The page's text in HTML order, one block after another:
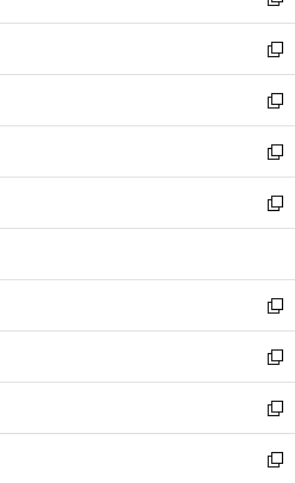
開
く
ウ
で
開
く
ン
ド
ウ
で
開
く
ウ
ィ
ン
ド
ウ
で
開
く
し
い
ウ
ィ
ン
ド
ウ
で
開
新
し
い
ウ
ィ
ン
ド
ウ
開
く
新
し
い
ウ
ィ
ン
ウ
で
開
く
新
し
い
ウ
ン
ド
ウ
で
開
く
新
し
ウ
ィ
ン
ド
ウ
で
開
く
新
し
い
ウ
ィ
ン
ド
新
し
い
ウ
ィ
新
し
い
新